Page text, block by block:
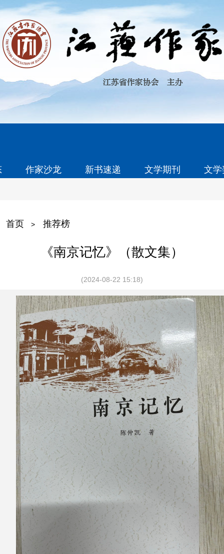
作家沙龙 新书速递 文学期刊 文
首页 > 推荐榜
《南京记忆》（散文集）
(2024-08-22 15:18)